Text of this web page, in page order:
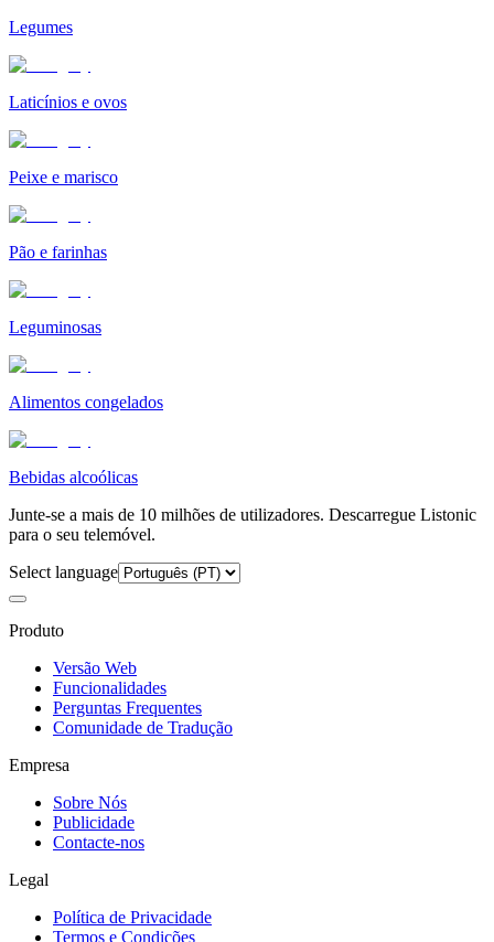
Legumes
Laticínios e ovos
Peixe e marisco
Pão e farinhas
Leguminosas
Alimentos congelados
Bebidas alcoólicas
Junte-se a mais de 10 milhões de utilizadores. Descarregue Listonic
para o seu telemóvel.
Select language
Produto
Versão Web
Funcionalidades
Perguntas Frequentes
Comunidade de Tradução
Empresa
Sobre Nós
Publicidade
Contacte-nos
Legal
Política de Privacidade
Termos e Condições